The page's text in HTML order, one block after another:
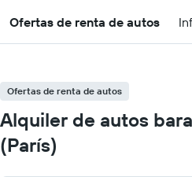
Ofertas de renta de autos
Ofertas de renta de autos
Alquiler de autos
(París)